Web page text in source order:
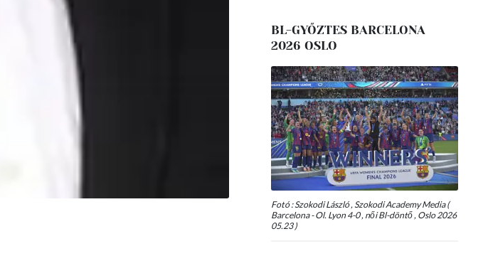
BL-GYŐZTES BARCELONA
2026 OSLO
Fotó : Szokodi László , Szokodi Academy Media (
Barcelona - Ol. Lyon 4-0 , női Bl-döntő , Oslo 2026
05.23 )